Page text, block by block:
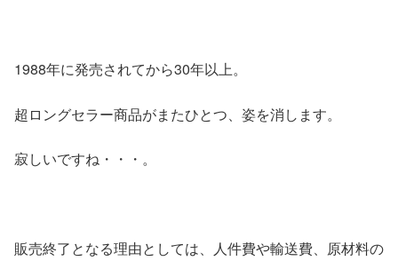
1988年に発売されてから30年以上。
超ロングセラー商品がまたひとつ、姿を消します。
寂しいですね・・・。
販売終了となる理由としては、人件費や輸送費、原材料の